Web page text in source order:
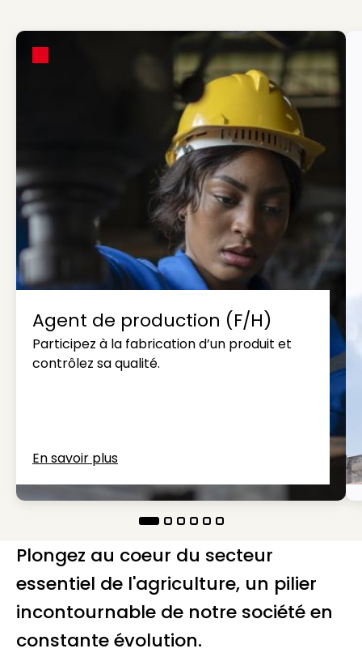
Agent de production (F/H)
Participez à la fabrication d’un produit et
contrôlez sa qualité.
En savoir plus
Plongez au coeur du secteur
essentiel de l'agriculture, un pilier
incontournable de notre société en
constante évolution.